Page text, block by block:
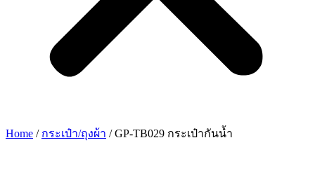
Home / กระเป๋า/ถุงผ้า / GP-TB029 กระเป๋ากันน้ำ